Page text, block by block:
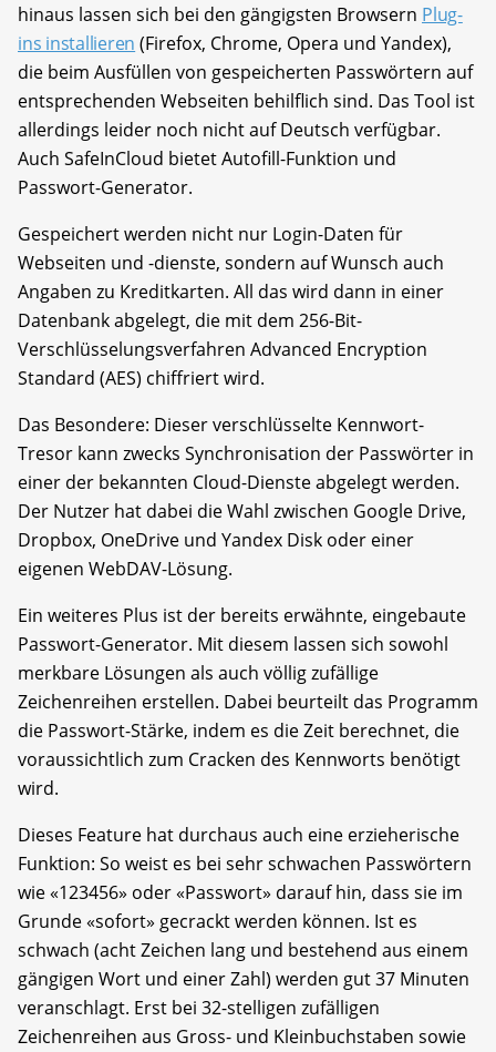
hinaus lassen sich bei den gängigsten Browsern Plug-
ins installieren (Firefox, Chrome, Opera und Yandex),
die beim Ausfüllen von gespeicherten Passwörtern auf
entsprechenden Webseiten behilflich sind. Das Tool ist
allerdings leider noch nicht auf Deutsch verfügbar.
Auch SafeInCloud bietet Autofill-Funktion und
Passwort-Generator.
Gespeichert werden nicht nur Login-Daten für
Webseiten und -dienste, sondern auf Wunsch auch
Angaben zu Kreditkarten. All das wird dann in einer
Datenbank abgelegt, die mit dem 256-Bit-
Verschlüsselungsverfahren Advanced Encryption
Standard (AES) chiffriert wird.
Das Besondere: Dieser verschlüsselte Kennwort-
Tresor kann zwecks Synchronisation der Passwörter in
einer der bekannten Cloud-Dienste abgelegt werden.
Der Nutzer hat dabei die Wahl zwischen Google Drive,
Dropbox, OneDrive und Yandex Disk oder einer
eigenen WebDAV-Lösung.
Ein weiteres Plus ist der bereits erwähnte, eingebaute
Passwort-Generator. Mit diesem lassen sich sowohl
merkbare Lösungen als auch völlig zufällige
Zeichenreihen erstellen. Dabei beurteilt das Programm
die Passwort-Stärke, indem es die Zeit berechnet, die
voraussichtlich zum Cracken des Kennworts benötigt
wird.
Dieses Feature hat durchaus auch eine erzieherische
Funktion: So weist es bei sehr schwachen Passwörtern
wie «123456» oder «Passwort» darauf hin, dass sie im
Grunde «sofort» gecrackt werden können. Ist es
schwach (acht Zeichen lang und bestehend aus einem
gängigen Wort und einer Zahl) werden gut 37 Minuten
veranschlagt. Erst bei 32-stelligen zufälligen
Zeichenreihen aus Gross- und Kleinbuchstaben sowie